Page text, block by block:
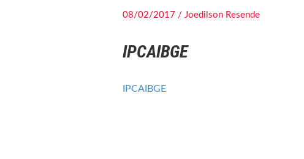
08/02/2017 / Joedilson Resende
IPCAIBGE
IPCAIBGE